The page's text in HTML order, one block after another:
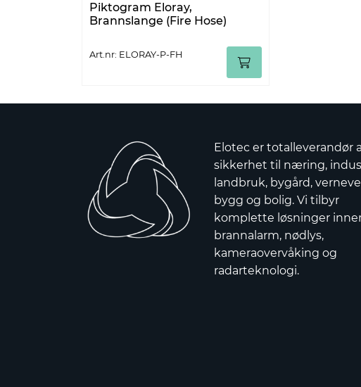
Piktogram Eloray,
Brannslange (Fire Hose)
Art.nr: ELORAY-P-FH
Elotec er totalleverandør
sikkerhet til næring,
landbruk, bygård,
bygg og bolig. Vi tilbyr
komplette løsninger
brannalarm, nødlys,
kameraovervåking og
radarteknologi.